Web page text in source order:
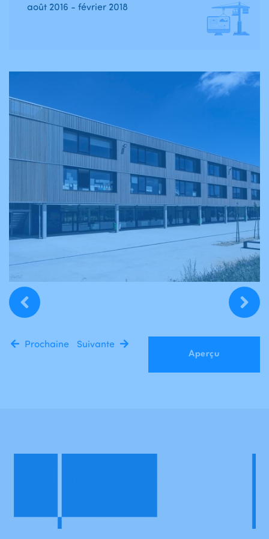
août 2016 - février 2018
Prochaine
Aperçu
Suivante